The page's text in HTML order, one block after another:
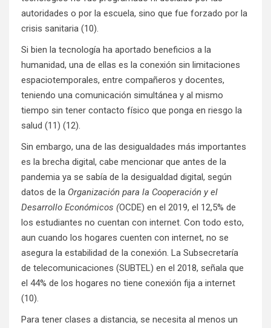
autoridades o por la escuela, sino que fue forzado por la
crisis sanitaria (10).
Si bien la tecnología ha aportado beneficios a la
humanidad, una de ellas es la conexión sin limitaciones
espaciotemporales, entre compañeros y docentes,
teniendo una comunicación simultánea y al mismo
tiempo sin tener contacto físico que ponga en riesgo la
salud (11) (12).
Sin embargo, una de las desigualdades más importantes
es la brecha digital, cabe mencionar que antes de la
pandemia ya se sabía de la desigualdad digital, según
datos de la Organización para la Cooperación y el
Desarrollo Económicos (OCDE) en el 2019, el 12,5% de
los estudiantes no cuentan con internet. Con todo esto,
aun cuando los hogares cuenten con internet, no se
asegura la estabilidad de la conexión. La Subsecretaría
de telecomunicaciones (SUBTEL) en el 2018, señala que
el 44% de los hogares no tiene conexión fija a internet
(10).
Para tener clases a distancia, se necesita al menos un